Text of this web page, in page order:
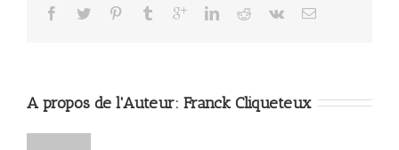
A propos de l'Auteur: Franck Cliqueteux